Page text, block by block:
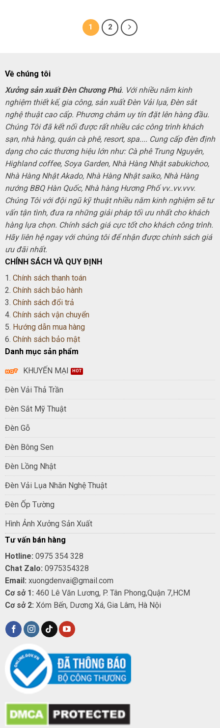
1 2
Về chúng tôi
Xưởng sản xuất Đèn Chương Phú. Với nhiều năm kinh
nghiệm thiết kế, gia công, sản xuất Đèn Vải lụa, Đèn sắt
nghệ thuật cao cấp. Phương châm uy tín đặt lên hàng đầu.
Chúng Tôi đã kết nối được rất nhiều các công trình khách
sạn, nhà hàng, quán cà phê, resort, spa.... Cung cấp đèn định
dạng cho các thương hiệu lớn như: Cà phê Trung Nguyên,
Highland coffee, Soya Garden, Nhà Hàng Nhật sabukichoo,
Nhà Hàng Nhật Akado, Nhà Hàng Nhật saiko, Nhà Hàng
nướng BBQ Hàn Quốc, Nhà hàng Hương Phố vv..vv.vvv.
Chúng Tôi với đội ngũ kỹ thuật nhiều năm kinh nghiệm sẽ tư
vấn tận tình, đưa ra những giải pháp tối ưu nhất cho khách
hàng lựa chọn. Chính sách giá cực tốt cho khách công trình.
Hãy liên hệ ngay với chúng tôi để nhận được chính sách giá
ưu đãi nhất.
CHÍNH SÁCH VÀ QUY ĐỊNH
1. Chính sách thanh toán
2. Chính sách bảo hành
3. Chính sách đổi trả
4. Chính sách vận chuyển
5. Hướng dẫn mua hàng
6. Chính sách bảo mật
Danh mục sản phẩm
KHUYẾN MẠI
Đèn Vải Thả Trần
Đèn Sắt Mỹ Thuật
Đèn Gỗ
Đèn Bông Sen
Đèn Lồng Nhật
Đèn Vải Lụa Nhăn Nghệ Thuật
Đèn Ốp Tường
Hình Ảnh Xưởng Sản Xuất
Tư vấn bán hàng
Hotline: 0975 354 328
Chat Zalo: 0975354328
Email: xuongdenvai@gmail.com
Cơ sở 1: 460 Lê Văn Lương, P. Tân Phong,Quận 7,HCM
Cơ sở 2: Xóm Bến, Dương Xá, Gia Lâm, Hà Nội